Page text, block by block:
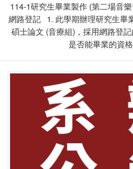
114-1研究生畢業製作 (第二場音
網路登記 1. 此學期辦理研究生畢
碩士論文 (音療組)，採用網路登
是否能畢業的資